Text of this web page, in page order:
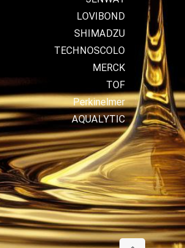
LOVIBOND
SHIMADZU
TECHNOSCOLO
MERCK
TOF
Perkinelmer
AQUALYTIC